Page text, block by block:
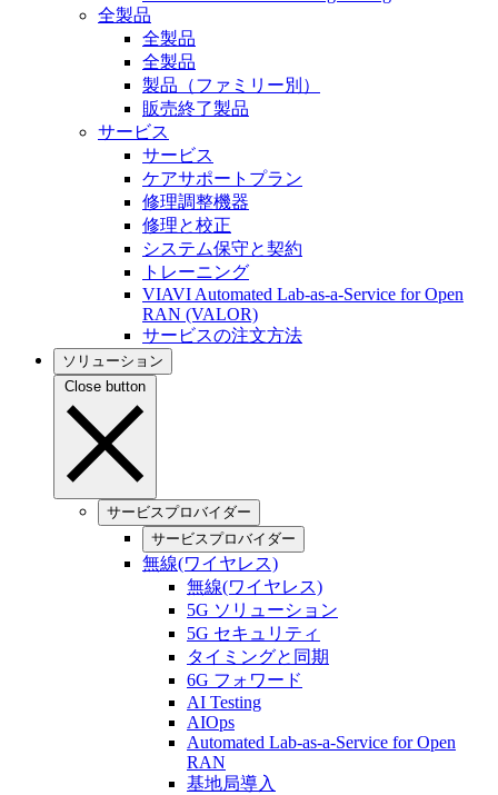
全製品
全製品
全製品
製品（ファミリー別）
販売終了製品
サービス
サービス
ケアサポートプラン
修理調整機器
修理と校正
システム保守と契約
トレーニング
VIAVI Automated Lab-as-a-Service for Open
RAN (VALOR)
サービスの注文方法
ソリューション
Close button
サービスプロバイダー
サービスプロバイダー
無線(ワイヤレス)
無線(ワイヤレス)
5G ソリューション
5G セキュリティ
タイミングと同期
6G フォワード
AI Testing
AIOps
Automated Lab-as-a-Service for Open
RAN
基地局導入